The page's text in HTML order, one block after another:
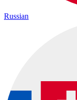
Russian